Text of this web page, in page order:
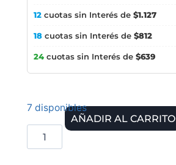
12 cuotas sin Interés de $1.127
18 cuotas sin Interés de $812
24 cuotas sin Interés de $639
7 disponibles
AÑADIR AL CARRITO